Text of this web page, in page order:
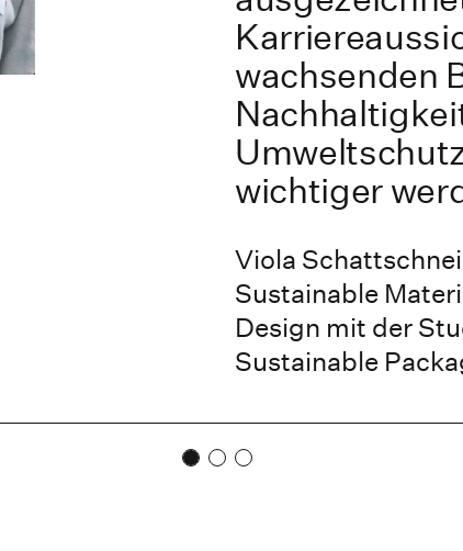
Viola
Sustainable
Design mit der
Sustainable
wachsenden
wichtiger